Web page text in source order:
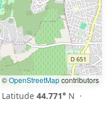
©OpenStreetMapcontributors
Latitude 44.771° N ·